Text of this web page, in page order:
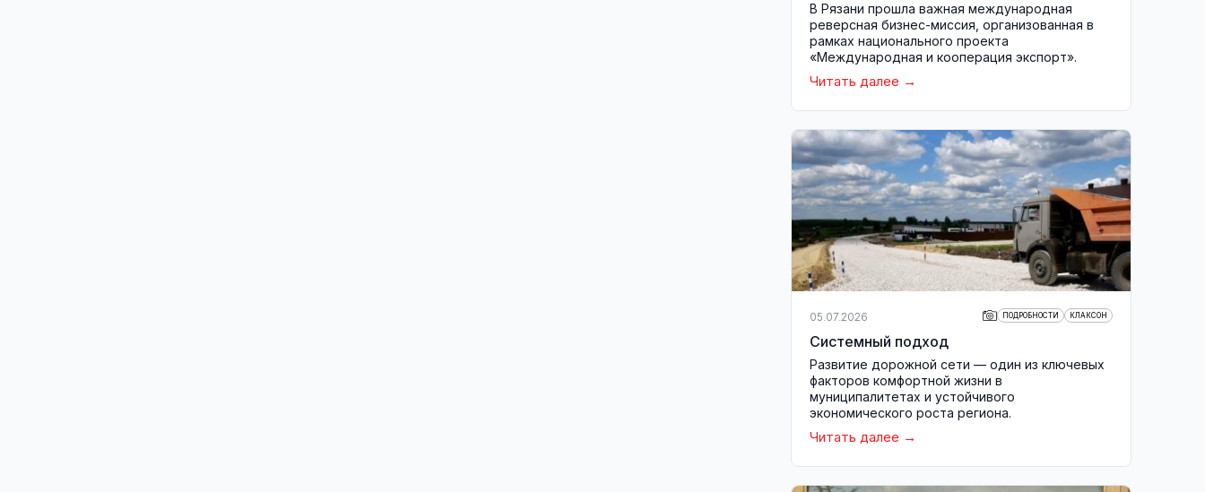
В Рязани прошла важная международная
реверсная бизнес-миссия, организованная в
рамках национального проекта
«Международная и кооперация экспорт».
Читать далее
05.07.2026 ПОДРОБНОСТИ КЛАКСОН
Системный подход
Развитие дорожной сети — один из ключевых
факторов комфортной жизни в
муниципалитетах и устойчивого
экономического роста региона.
Читать далее